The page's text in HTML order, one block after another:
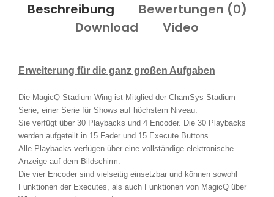
Beschreibung Bewertungen (0)
Download
Video
Erweiterung für die ganz großen Aufgaben
Die MagicQ Stadium Wing ist Mitglied der ChamSys Stadium
Serie, einer Serie für Shows auf höchstem Niveau.
Sie verfügt über 30 Playbacks und 4 Encoder. Die 30 Playbacks
werden aufgeteilt in 15 Fader und 15 Execute Buttons.
Alle Playbacks verfügen über eine vollständige elektronische
Anzeige auf dem Bildschirm.
Die vier Encoder sind vielseitig einsetzbar und können sowohl
Funktionen der Executes, als auch Funktionen von MagicQ über